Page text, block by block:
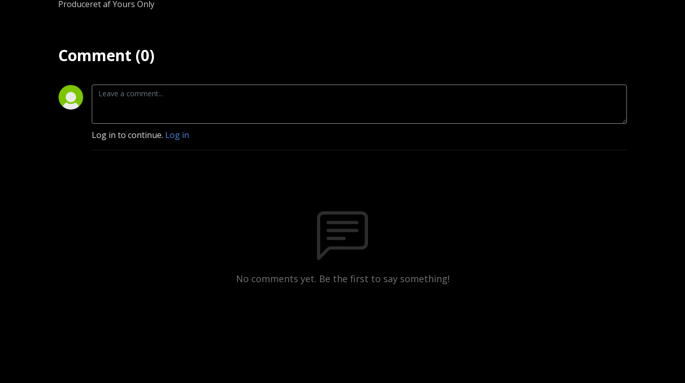
Produceret af Yours Only
Comment (0)
Log in to continue. Log in
No comments yet. Be the first to say something!